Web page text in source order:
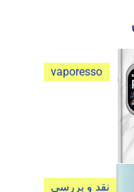
vaporesso
اکسراس 6 نقد و بررسی کامل و
نقد و بررسی